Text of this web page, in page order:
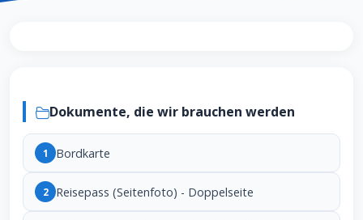
Dokumente, die wir brauchen werden
1 Bordkarte
2 Reisepass (Seitenfoto) - Doppelseite